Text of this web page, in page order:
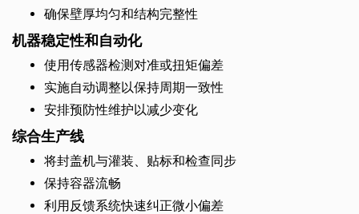
确保壁厚均匀和结构完整性
机器稳定性和自动化
使用传感器检测对准或扭矩偏差
实施自动调整以保持周期一致性
安排预防性维护以减少变化
综合生产线
将封盖机与灌装、贴标和检查同步
保持容器流畅
利用反馈系统快速纠正微小偏差